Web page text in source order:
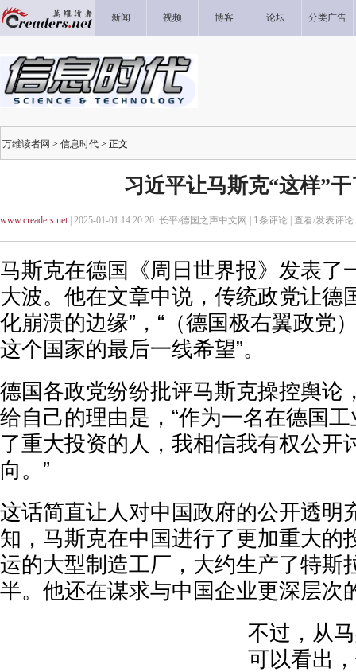
新闻 视频 博客 论坛 分类广告
万维读者网 > 信息时代 > 正文
习近平让马斯克“这样”
www.creaders.net| 2025-01-01 14:20:20 长平/德国之声中文网 | 1条评论 | 查看/发表评论
马斯克在德国《周日世界报》发表了
大波。他在文章中说，传统政党让德
化崩溃的边缘”，“（德国极右翼政党
这个国家的最后一线希望”。
德国各政党纷纷批评马斯克操控舆论
给自己的理由是，“作为一名在德国
了重大投资的人，我相信我有权公开
向。”
这话简直让人对中国政府的公开透明
知，马斯克在中国进行了更加重大
运的大型制造工厂，大约生产了特斯
半。他还在谋求与中国企业更深层次
不过，从
可以看出